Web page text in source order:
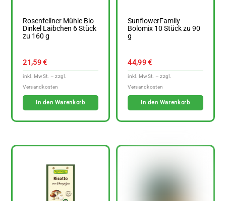
Rosenfellner Mühle Bio
Dinkel Laibchen 6 Stück
zu 160 g
21,59€
In den Warenkorb
SunflowerFamily
Bolomix 10 Stück zu 90
g
44,99€
In den Warenkorb